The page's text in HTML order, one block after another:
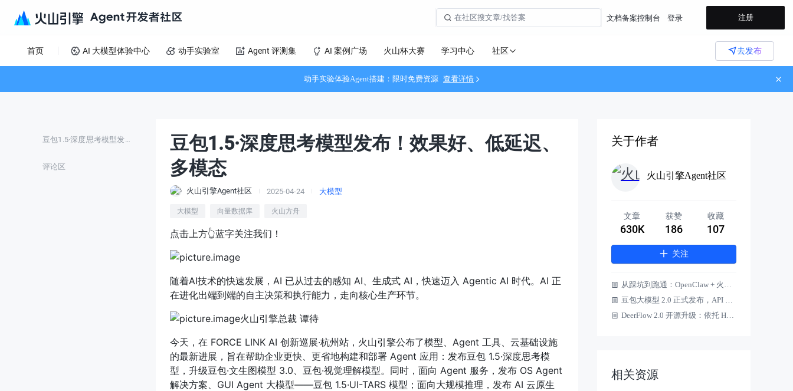
文档备案控制台 登录 注册
首页 AI 大模型体验中心 动手实验室 Agent 评测集 AI 案例广场 火山杯大赛 学习中心 社区 去发布
动手实验体验Agent搭建：限时免费资源 查看详情
豆包1.5·深度思考模型发布！效果好、低延迟、多模态
评论区
豆包1.5·深度思考模型发布！效果好、低延迟、
多模态
火山引擎Agent社区 2025-04-24 大模型
大模型 向量数据库 火山方舟
点击上方👆蓝字关注我们！
随着AI技术的快速发展，AI 已从过去的感知 AI、生成式 AI，快速迈入 Agentic AI 时代。AI 正
在进化出端到端的自主决策和执行能力，走向核心生产环节。
火山引擎总裁 谭待
今天，在 FORCE LINK AI 创新巡展·杭州站，火山引擎公布了模型、Agent 工具、云基础设施
的最新进展，旨在帮助企业更快、更省地构建和部署 Agent 应用：发布豆包 1.5·深度思考模
型，升级豆包·文生图模型 3.0、豆包·视觉理解模型。同时，面向 Agent 服务，发布 OS Agent
解决方案、GUI Agent 大模型——豆包 1.5·UI-TARS 模型；面向大规模推理，发布 AI 云原生
关于作者
火山引擎Agent社区
文章
630K
获赞
186
收藏
107
关注
从踩坑到跑通：OpenClaw + 火山方舟 Coding Plan + 飞书实战指南
豆包大模型 2.0 正式发布，API 同步上线
DeerFlow 2.0 开源升级：依托 Harness，让 Agent 不再"半途而废"
相关资源